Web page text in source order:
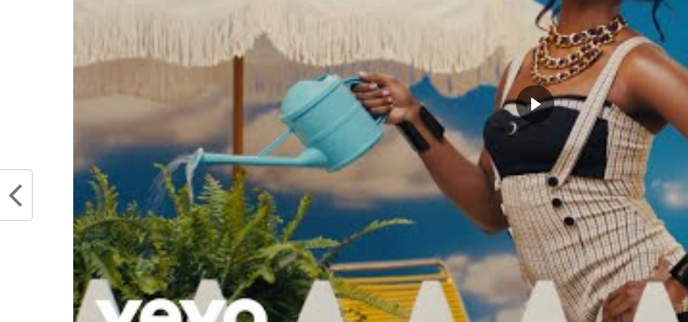
Stephen Curry était attendu, il a répondu présent. 34 pointsavec de très bons
pourcentages : 12/21 et 6/11 à trois points. On y ajoute
7 rebonds et 7 passes. Une
performance globale récompenséepar le trophée de MVP des finalesqu’il remporte
enfin. Autour des joueurs commeJordan Poole(15 points),Wiggins(18 points) ont bien
épaulé le chef. Petite déception pour Klay néanmoins. On attendait le fameux « Game 6
Klay », mais il a été très maladroità 5/20 au tir et 2/8 à trois points.Mais ces
performances auront suffi pour s’imposer ce soir dans un match maitrisé.
Describe Stephen Curry with three letters.
pic.twitter.com/5IG4U0QF83
— Golden State Warriors (@warriors)June 17,
2022